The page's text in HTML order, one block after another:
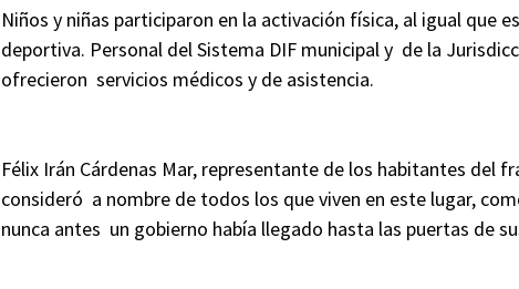
Niños y niñas participaron en la activación física, al igual que
deportiva. Personal del Sistema DIF municipal y de la
ofrecieron servicios médicos y de asistencia.
Félix Irán Cárdenas Mar, representante de los habitantes del
consideró a nombre de todos los que viven en este lugar,
nunca antes un gobierno había llegado hasta las puertas de